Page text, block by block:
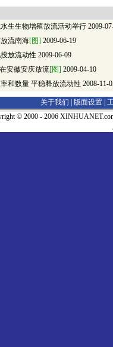
生生物增殖放流活动举行 2009-
流南海[图] 2009-06-19
放流动性 2009-06-09
安徽安庆放流[图] 2009-04-10
和数量 平稳释放流动性 2008-11-
关于我们 | 版面设置
© 2000 - 2006